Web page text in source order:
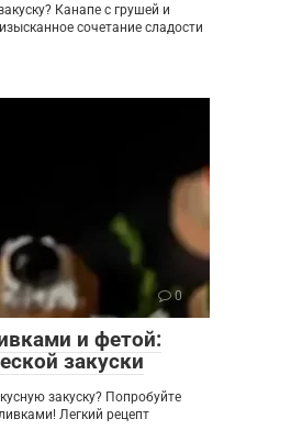
Канапе с грушей и
сочетание сладости
0
и фетой:
закуски
закуску? Попробуйте
Легкий рецепт